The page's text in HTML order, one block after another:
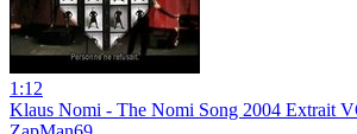
1:12
Klaus Nomi - The Nomi Song 2004 Extrait